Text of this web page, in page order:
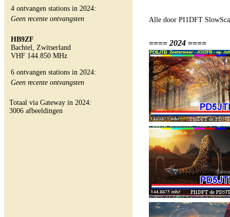
4 ontvangen stations in 2024:
Geen recente ontvangsten
HB9ZF
Bachtel, Zwitserland
VHF 144.850 MHz
6 ontvangen stations in 2024:
Geen recente ontvangsten
Totaal via Gateway in 2024:
3006 afbeeldingen
Alle door PI1DFT
==== 2024 ====